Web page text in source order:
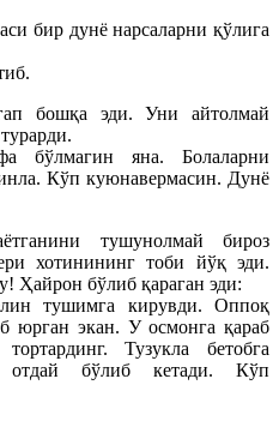
бир дунё нарсаларни қўлига
бошқа эди. Уни айтолмай
бўлмагин яна. Болаларни
Кўп куюнавермасин. Дунё
тушунолмай бироз
хотинининг тоби йўқ эди.
Ҳайрон бўлиб қараган эди:
тушимга кирувди. Оппоқ
юрган экан. У осмонга қараб
Тузукла бетобга
бўлиб кетади. Кўп